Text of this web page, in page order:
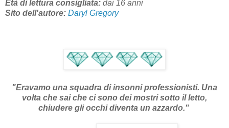
Età di lettura consigliata: dai 16 anni
Sito dell'autore: Daryl Gregory
"Eravamo una squadra di insonni professionisti. Una
volta che sai che ci sono dei mostri sotto il letto,
chiudere gli occhi diventa un azzardo."